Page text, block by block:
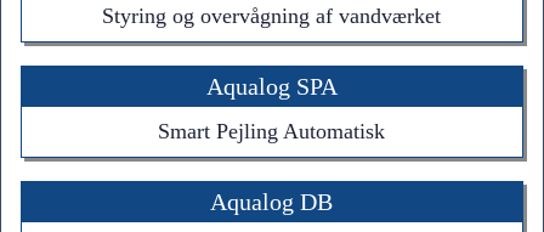
Styring og overvågning af vandværket
Aqualog SPA
Smart Pejling Automatisk
Aqualog DB